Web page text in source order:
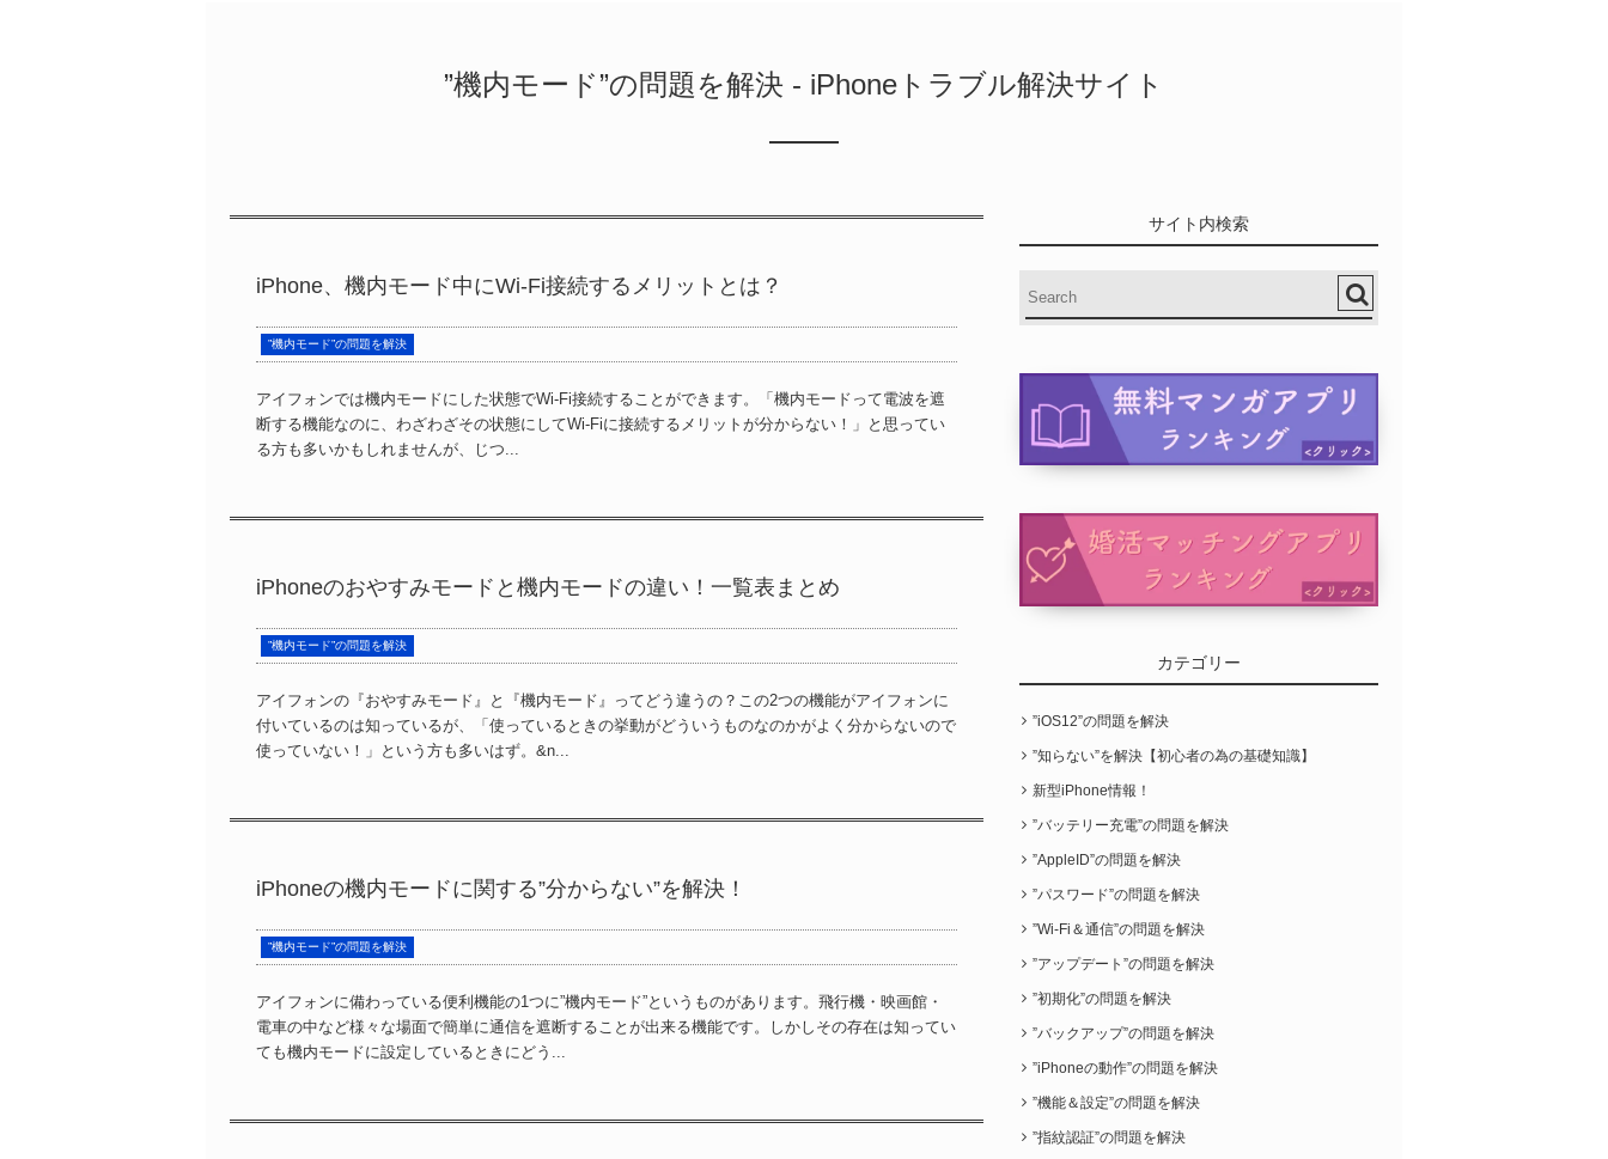
”機内モード”の問題を解決 - iPhoneトラブル解決サイト
iPhone、機内モード中にWi-Fi接続するメリットとは？
”機内モード”の問題を解決
アイフォンでは機内モードにした状態でWi-Fi接続することができます。「機内モードって電波を遮
断する機能なのに、わざわざその状態にしてWi-Fiに接続するメリットが分からない！」と思ってい
る方も多いかもしれませんが、じつ...
iPhoneのおやすみモードと機内モードの違い！一覧表まとめ
”機内モード”の問題を解決
アイフォンの『おやすみモード』と『機内モード』ってどう違うの？この2つの機能がアイフォンに
付いているのは知っているが、「使っているときの挙動がどういうものなのかがよく分からないので
使っていない！」という方も多いはず。&n...
iPhoneの機内モードに関する”分からない”を解決！
”機内モード”の問題を解決
アイフォンに備わっている便利機能の1つに”機内モード”というものがあります。飛行機・映画館・
電車の中など様々な場面で簡単に通信を遮断することが出来る機能です。しかしその存在は知ってい
ても機内モードに設定しているときにどう...
サイト内検索
カテゴリー
”iOS12”の問題を解決
”知らない”を解決【初心者の為の基礎知識】
新型iPhone情報！
”バッテリー充電”の問題を解決
”AppleID”の問題を解決
”パスワード”の問題を解決
”Wi-Fi＆通信”の問題を解決
”アップデート”の問題を解決
”初期化”の問題を解決
”バックアップ”の問題を解決
”iPhoneの動作”の問題を解決
”機能＆設定”の問題を解決
”指紋認証”の問題を解決